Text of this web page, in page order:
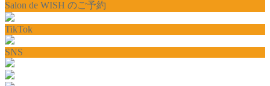
Salon de WISH のご予約
TikTok
SNS